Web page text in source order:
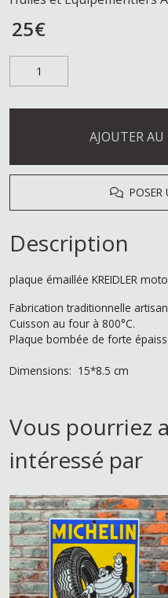
25€
AJOUTER
POSER
Description
plaque émaillée KREIDLER
Fabrication traditionnelle
Cuisson au four à 800°C.
Plaque bombée de forte
Dimensions: 15*8.5 cm
Vous pourriez
intéressé par